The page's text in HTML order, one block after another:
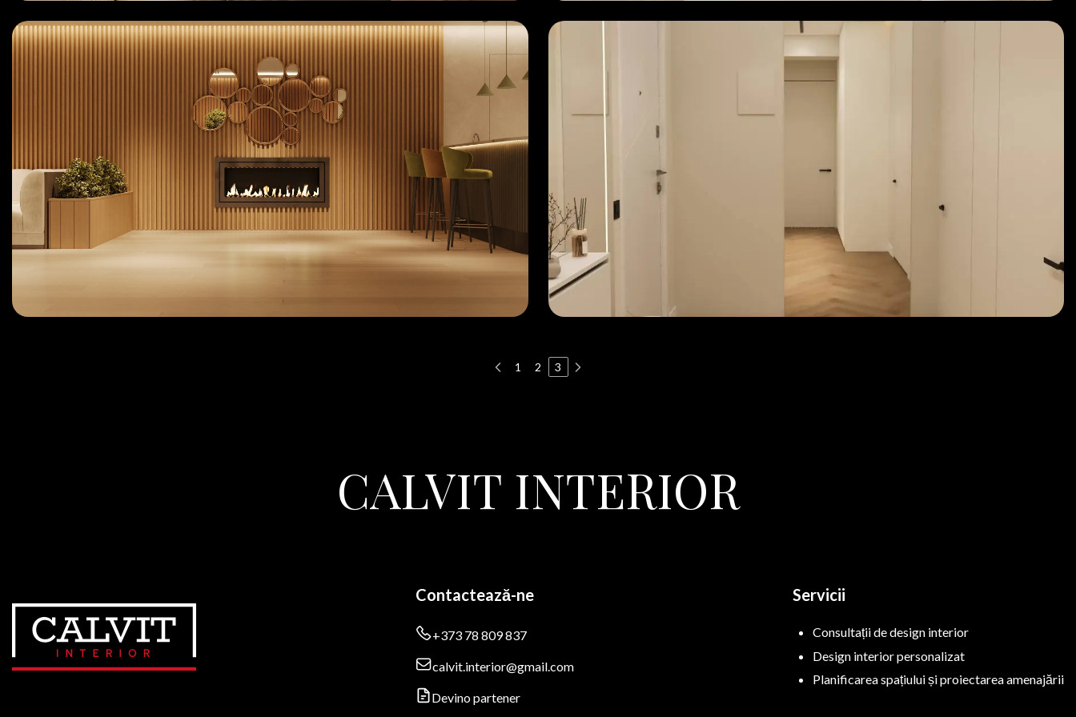
1 2 3
CALVIT INTERIOR
Contactează-ne
+373 78 809 837
calvit.interior@gmail.com
Devino partener
Servicii
Consultații de design interior
Design interior personalizat
Planificarea spațiului și proiectarea amenajării